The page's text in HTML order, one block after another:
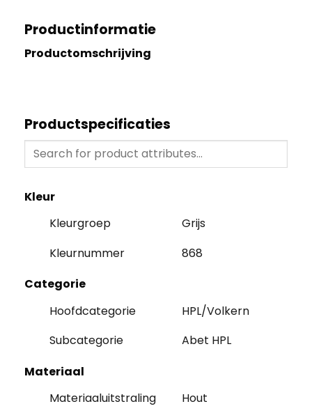
Productinformatie
Productomschrijving
Productspecificaties
Kleur
Kleurgroep
Grijs
Kleurnummer
868
Categorie
Hoofdcategorie
HPL/Volkern
Subcategorie
Abet HPL
Materiaal
Materiaaluitstraling
Hout